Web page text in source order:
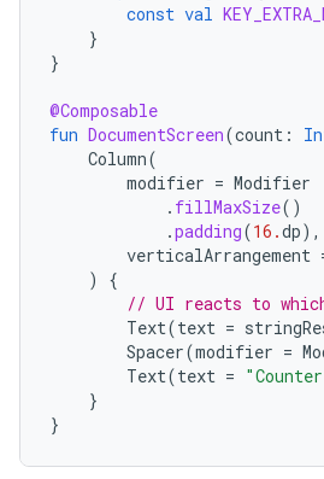
const val
}
}
@Composable
fun DocumentScreen(count :
Column(
modifier = Modifier
. fillMaxSize()
.padding(16.dp),
verticalArrangement
)
{
// UI reacts to
Text(text =
Spacer(modifier =
Text(text =
}
}